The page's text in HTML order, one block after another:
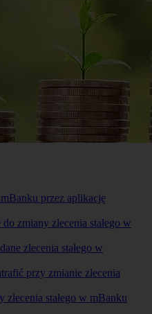
przez aplikację
zmiany zlecenia stałego w
zlecenia stałego w
przy zmianie zlecenia
zlecenia stałego w mBanku